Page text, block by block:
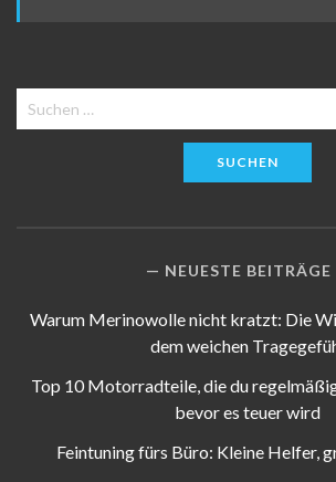
Suchen
nach:
NEUESTE BEITRÄGE
Warum Merinowolle nicht kratzt: Die
dem weichen
Top 10 Motorradteile, die du
bevor es teuer wird
Feintuning fürs Büro: Kleine Helfer,